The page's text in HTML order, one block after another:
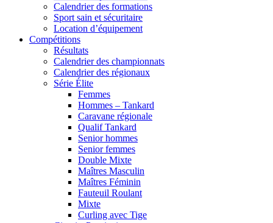
Calendrier des formations
Sport sain et sécuritaire
Location d’équipement
Compétitions
Résultats
Calendrier des championnats
Calendrier des régionaux
Série Élite
Femmes
Hommes – Tankard
Caravane régionale
Qualif Tankard
Senior hommes
Senior femmes
Double Mixte
Maîtres Masculin
Maîtres Féminin
Fauteuil Roulant
Mixte
Curling avec Tige